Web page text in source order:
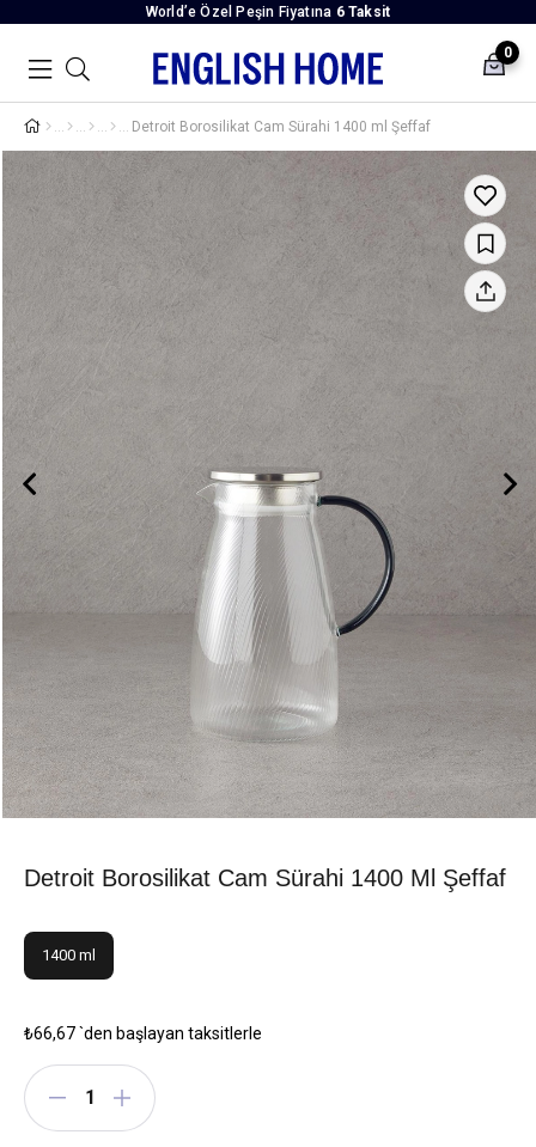
World’e Özel Peşin Fiyatına 6 Taksit
0
Detroit Borosilikat Cam Sürahi 1400 ml Şeffaf
Detroit Borosilikat Cam Sürahi 1400 Ml Şeffaf
1400 ml
₺66,67`den başlayan taksitlerle